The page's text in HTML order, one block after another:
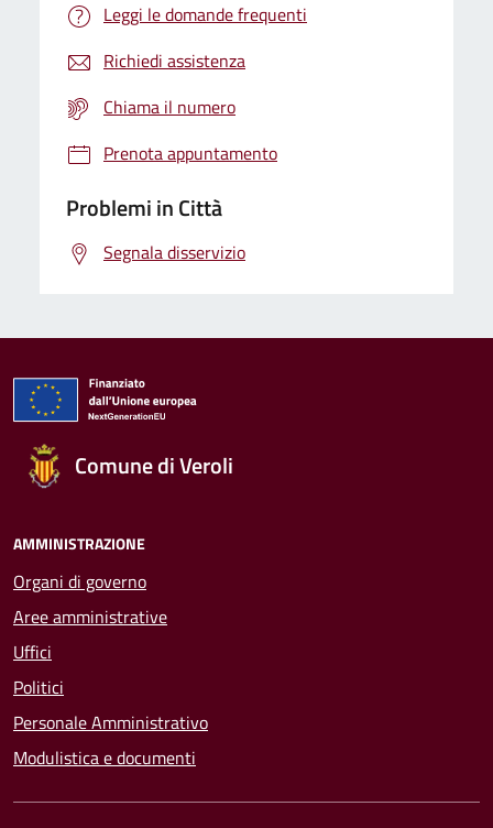
Leggi le domande frequenti
Richiedi assistenza
Chiama il numero
Prenota appuntamento
Problemi in Città
Segnala disservizio
Comune di Veroli
AMMINISTRAZIONE
Organi di governo
Aree amministrative
Uffici
Politici
Personale Amministrativo
Modulistica e documenti